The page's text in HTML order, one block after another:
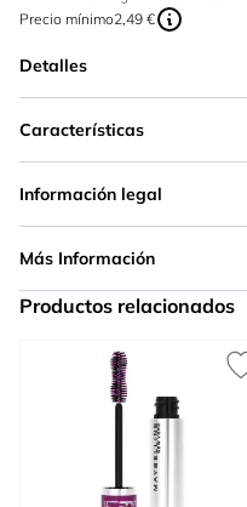
Precio mínimo2,49 €
Detalles
Características
Información legal
Más Información
Productos relacionados
Press to skip carousel